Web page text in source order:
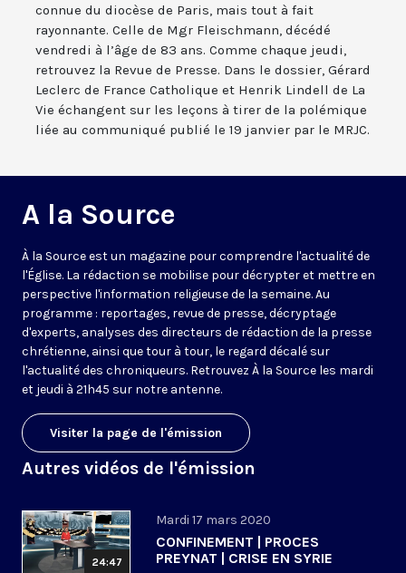
connue du diocèse de Paris, mais tout à fait
rayonnante. Celle de Mgr Fleischmann, décédé
vendredi à l’âge de 83 ans. Comme chaque jeudi,
retrouvez la Revue de Presse. Dans le dossier, Gérard
Leclerc de France Catholique et Henrik Lindell de La
Vie échangent sur les leçons à tirer de la polémique
liée au communiqué publié le 19 janvier par le MRJC.
A la Source
À la Source est un magazine pour comprendre l'actualité de
l'Église. La rédaction se mobilise pour décrypter et mettre en
perspective l'information religieuse de la semaine. Au
programme : reportages, revue de presse, décryptage
d'experts, analyses des directeurs de rédaction de la presse
chrétienne, ainsi que tour à tour, le regard décalé sur
l'actualité des chroniqueurs. Retrouvez À la Source les mardi
et jeudi à 21h45 sur notre antenne.
Visiter la page de l'émission
Autres vidéos de l'émission
24:47
Mardi 17 mars 2020
CONFINEMENT | PROCES
PREYNAT | CRISE EN SYRIE